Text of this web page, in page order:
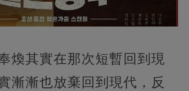
煥其實在那次短暫回到現
漸漸也放棄回到現代，反